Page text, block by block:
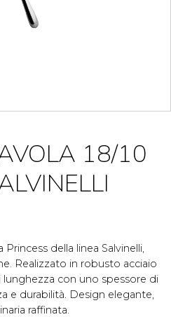
18/10
della linea Salvinelli,
Realizzato in robusto acciaio
lunghezza con uno spessore di
e durabilità. Design elegante,
raffinata.